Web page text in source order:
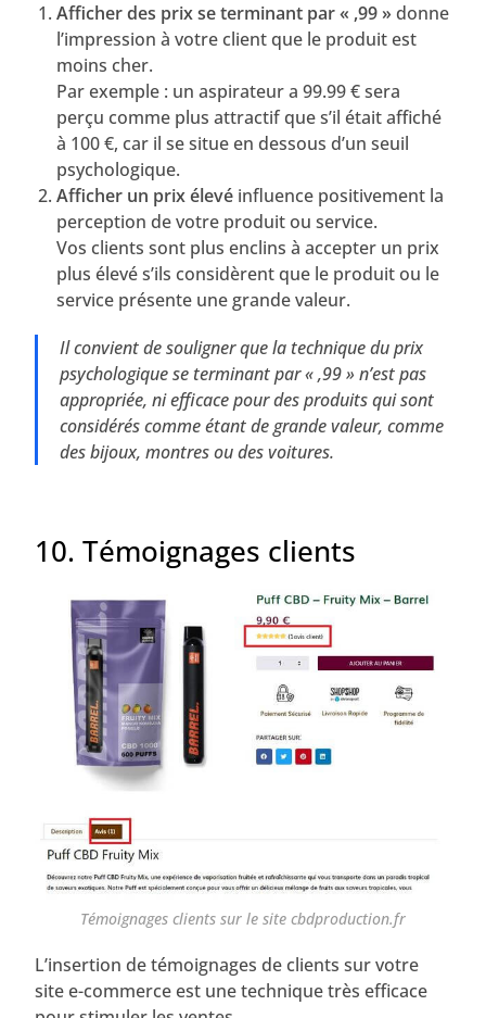
Afficher des prix se terminant par « ,99 »donne
l’impression à votre client que le produit est
moins cher.
Par exemple : un aspirateur a 99.99 € sera
perçu comme plus attractif que s’il était affiché
à 100 €, car il se situe en dessous d’un seuil
psychologique.
Afficher un prix élevé influence positivement la
perception de votre produit ou service.
Vos clients sont plus enclins à accepter un prix
plus élevé s’ils considèrent que le produit ou le
service présente une grande valeur.
Il convient de souligner que la technique du prix
psychologique se terminant par « ,99 » n’est pas
appropriée, ni efficace pour des produits qui sont
considérés comme étant de grande valeur, comme
des bijoux, montres ou des voitures.
10. Témoignages clients
Témoignages clients sur le site cbdproduction.fr
L’insertion de témoignages de clients sur votre
site e-commerce est une technique très efficace